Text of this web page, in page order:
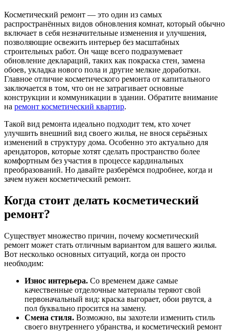
Косметический ремонт — это один из самых
распространённых видов обновления комнат, который обычно
включает в себя незначительные изменения и улучшения,
позволяющие освежить интерьер без масштабных
строительных работ. Он чаще всего подразумевает
обновление деклараций, таких как покраска стен, замена
обоев, укладка нового пола и другие мелкие доработки.
Главное отличие косметического ремонта от капитального
заключается в том, что он не затрагивает основные
конструкции и коммуникации в здании. Обратите внимание
на ремонт косметический квартир.
Такой вид ремонта идеально подходит тем, кто хочет
улучшить внешний вид своего жилья, не внося серьёзных
изменений в структуру дома. Особенно это актуально для
арендаторов, которые хотят сделать пространство более
комфортным без участия в процессе кардинальных
преобразований. Но давайте разберёмся подробнее, когда и
зачем нужен косметический ремонт.
Когда стоит делать косметический
ремонт?
Существует множество причин, почему косметический
ремонт может стать отличным вариантом для вашего жилья.
Вот несколько основных ситуаций, когда он просто
необходим:
Износ интерьера. Со временем даже самые
качественные отделочные материалы теряют свой
первоначальный вид: краска выгорает, обои рвутся, а
пол буквально просится на замену.
Смена стиля. Возможно, вы захотели изменить стиль
своего внутреннего убранства, и косметический ремонт